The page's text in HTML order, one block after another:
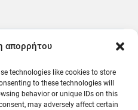
απορρήτου
technologies like cookies to store
to these technologies will
behavior or unique IDs on this
may adversely affect certain